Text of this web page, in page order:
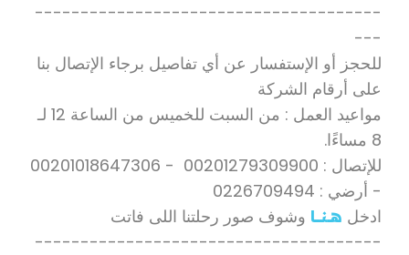
--------------------------------------
---
للحجز أو الإستفسار عن أي تفاصيل برجاء الإتصال بنا
على أرقام الشركة
مواعيد العمل : من السبت للخميس من الساعة 12 لـ
8 مساءًا.
للإتصال : 00201279309900 - 00201018647306
- أرضي : 0226709494
ادخل هـــنـــــا وشوف صور رحلتنا اللى فاتت
--------------------------------------